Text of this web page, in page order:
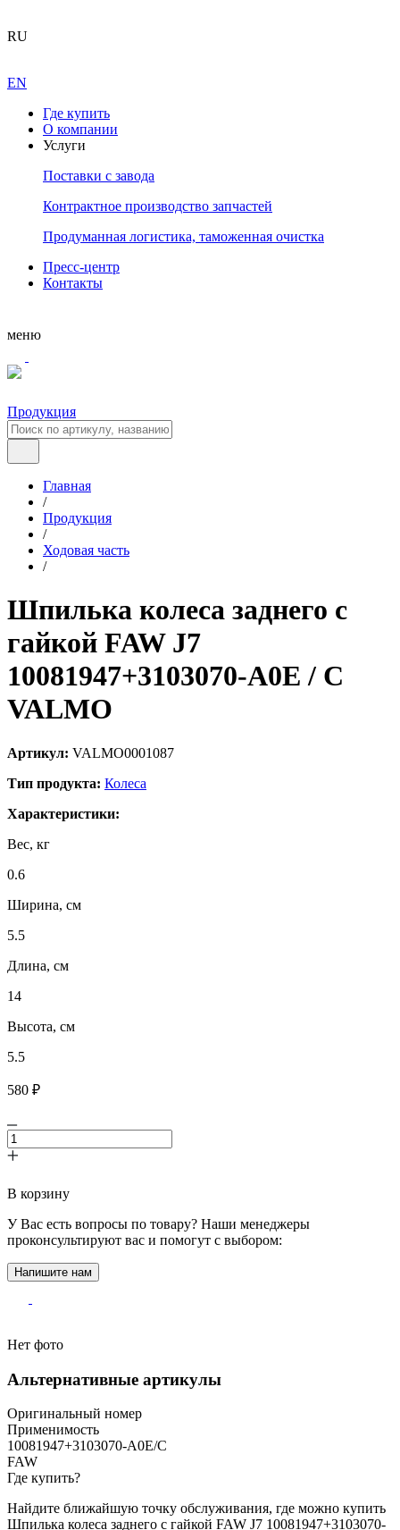
RU
EN
Где купить
О компании
Услуги
Поставки с завода
Контрактное производство запчастей
Продуманная логистика, таможенная очистка
Пресс-центр
Контакты
меню
Продукция
Главная
/
Продукция
/
Ходовая часть
/
Шпилька колеса заднего с
гайкой FAW J7
10081947+3103070-A0E / C
VALMO
Артикул: VALMO0001087
Тип продукта: Колеса
Характеристики:
Вес, кг
0.6
Ширина, см
5.5
Длина, cм
14
Высота, см
5.5
580 ₽
В корзину
У Вас есть вопросы по товару? Наши менеджеры
проконсультируют вас и помогут с выбором:
Напишите нам
Нет фото
Aльтернативные артикулы
Оригинальный номер
Применимость
10081947+3103070-A0E/C
FAW
Где купить?
Найдите ближайшую точку обслуживания, где можно купить
Шпилька колеса заднего с гайкой FAW J7 10081947+3103070-